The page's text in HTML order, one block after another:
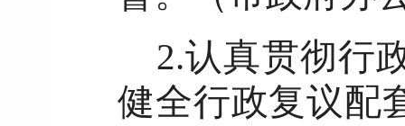
2.认真贯彻行
健全行政复议配